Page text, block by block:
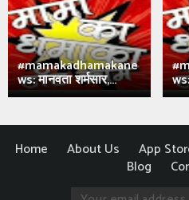
#mamakadhamakane
ws: मानवता शर्मसार,...
Home About Us App
Blog